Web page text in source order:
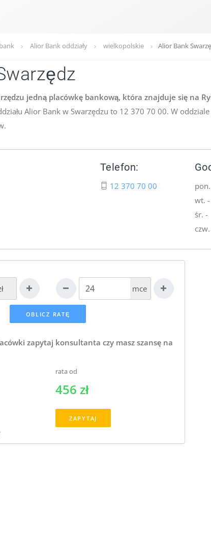
Alior Bank oddziały wielkopolskie Alior Bank
jedną placówkę bankową, która znajduje się na
Alior Bank w Swarzędzu to 12 370 70 00. W
Telefon:
12 370 70 00
wt. -
śr. -
mce
zapytaj konsultanta czy masz szansę na
rata od
456 zł
ZAPYTAJ